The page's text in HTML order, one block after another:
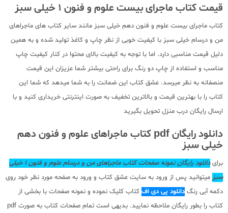
قیمت کتاب ماجرای بیست علوم و فنون 1 خیلی سبز
کتاب ماجرای بیست علوم و فنون دهم خیلی سبز مانند سایر کتاب های ماجراهای
من و درسام خیلی سبز با کیفیت خوبی از نظر چاپ و کاغذ تولید شده و به همین
دلیل قیمت مناسبی دارد. اما با توجه به کیفیت بالای محتوا در کنار کیفیت چاپ
مناسب و استفاده از چاپ دو رنگ برای راحتی بیشتر شما عزیزان این قیمت
منصفانه به نظر میرسد. عشق کتاب این ضمانت را به شما میدهد که شما این
کتاب را با بهترین قیمت و بالاترین تخفیف به صورت اینترنتی خریداری کنید و با
ارسال رایگان درب منزل تحویل بگیرید
دانلود رایگان pdf کتاب ماجراهای علوم و فنون دهم
خیلی سبز
برای
دانلود رایگان نمونه صفحات کتاب ماجراهای من و درسام علوم و فنون 1 خیلی
سبزمیتوانید پس از ورود به سایت عشق کتاب و ورود به صفحه مورد نظر خود روی
دکمه آبی رنگ دانلود پی دی اف کتاب کلیک نموده و نمونه صفحات با بخشی از
کتاب را بطور رایگان ملاحظه نمایید. بدیهی است تمام صفحات کتاب به صورت pdf